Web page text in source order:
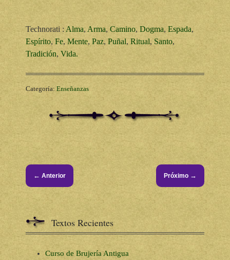
Technorati : Alma, Arma, Camino, Dogma, Espada,
Espírito, Fe, Mente, Paz, Puñal,Ritual,Santo,
Tradición, Vida.
Categoría: Enseñanzas
← Anterior Próximo →
Textos Recientes
Curso de Brujería Antigua